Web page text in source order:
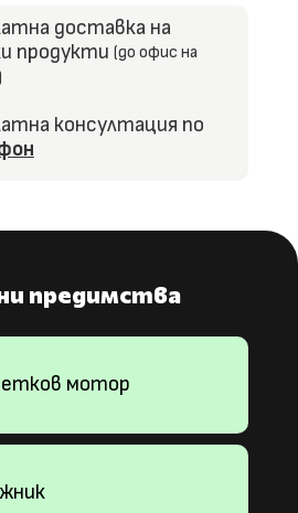
доставка на
продукти (до офис на
консултация по
предимства
мотор